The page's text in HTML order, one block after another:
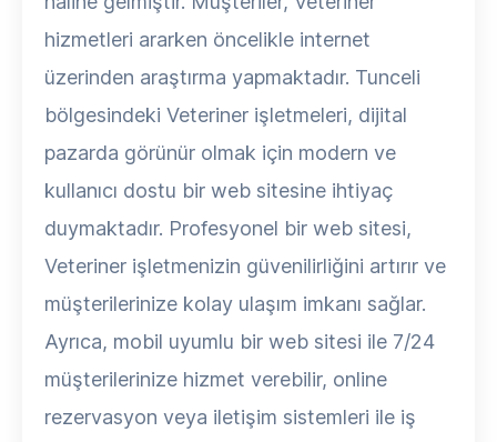
hizmetleri ararken öncelikle internet
üzerinden araştırma yapmaktadır. Tunceli
bölgesindeki Veteriner işletmeleri, dijital
pazarda görünür olmak için modern ve
kullanıcı dostu bir web sitesine ihtiyaç
duymaktadır. Profesyonel bir web sitesi,
Veteriner işletmenizin güvenilirliğini artırır ve
müşterilerinize kolay ulaşım imkanı sağlar.
Ayrıca, mobil uyumlu bir web sitesi ile 7/24
müşterilerinize hizmet verebilir, online
rezervasyon veya iletişim sistemleri ile iş